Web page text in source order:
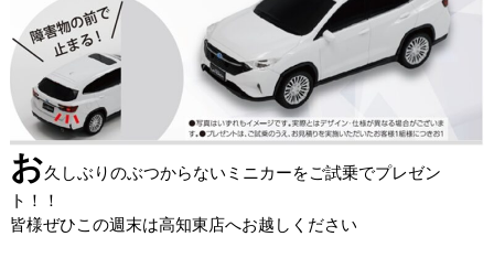
お久しぶりのぶつからないミニカーをご試乗でプレゼン
ト！！
皆様ぜひこの週末は高知東店へお越しください